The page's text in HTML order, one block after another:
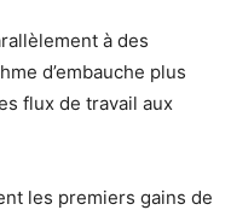
à des
d’embauche plus
flux de travail aux
les premiers gains de